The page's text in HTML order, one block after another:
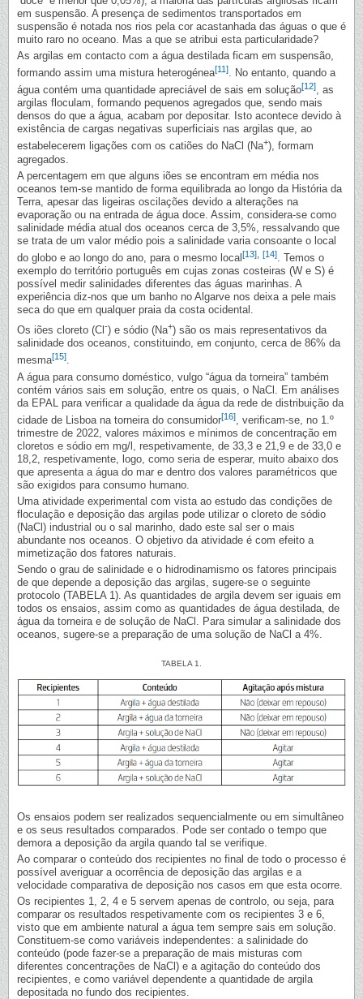
em suspensão. A presença de sedimentos transportados em
suspensão é notada nos rios pela cor acastanhada das águas o que é
muito raro no oceano. Mas a que se atribui esta particularidade?
As argilas em contacto com a água destilada ficam em suspensão,
formando assim uma mistura heterogénea[11]
. No entanto, quando a
água contém uma quantidade apreciável de sais em solução[12], as
argilas floculam, formando pequenos agregados que, sendo mais
densos do que a água, acabam por depositar. Isto acontece devido à
existência de cargas negativas superficiais nas argilas que, ao
estabelecerem ligações com os catiões do NaCl (Na+), formam
agregados.
A percentagem em que alguns iões se encontram em média nos
oceanos tem-se mantido de forma equilibrada ao longo da História da
Terra, apesar das ligeiras oscilações devido a alterações na
evaporação ou na entrada de água doce. Assim, considera-se como
salinidade média atual dos oceanos cerca de 3,5%, ressalvando que
se trata de um valor médio pois a salinidade varia consoante o local
do globo e ao longo do ano, para o mesmo local[13] [14]. Temos o
exemplo do território português em cujas zonas costeiras (W e S) é
possível medir salinidades diferentes das águas marinhas. A
experiência diz-nos que um banho no Algarve nos deixa a pele mais
seca do que em qualquer praia da costa ocidental.
Os iões cloreto (Cl -) e sódio (Na+) são os mais representativos da
salinidade dos oceanos, constituindo, em conjunto, cerca de 86% da
mesma[15].
A água para consumo doméstico, vulgo “água da torneira” também
contém vários sais em solução, entre os quais, o NaCl. Em análises
da EPAL para verificar a qualidade da água da rede de distribuição da
cidade de Lisboa na torneira do consumidor[16], verificam-se, no 1.º
trimestre de 2022, valores máximos e mínimos de concentração em
cloretos e sódio em mg/l, respetivamente, de 33,3 e 21,9 e de 33,0 e
18,2, respetivamente, logo, como seria de esperar, muito abaixo dos
que apresenta a água do mar e dentro dos valores paramétricos que
são exigidos para consumo humano.
Uma atividade experimental com vista ao estudo das condições de
floculação e deposição das argilas pode utilizar o cloreto de sódio
(NaCl) industrial ou o sal marinho, dado este sal ser o mais
abundante nos oceanos. O objetivo da atividade é com efeito a
mimetização dos fatores naturais.
Sendo o grau de salinidade e o hidrodinamismo os fatores principais
de que depende a deposição das argilas, sugere-se o seguinte
protocolo (TABELA 1). As quantidades de argila devem ser iguais em
todos os ensaios, assim como as quantidades de água destilada, de
água da torneira e de solução de NaCl. Para simular a salinidade dos
oceanos, sugere-se a preparação de uma solução de NaCl a 4%.
TABELA 1.
Os ensaios podem ser realizados sequencialmente ou em simultâneo
e os seus resultados comparados. Pode ser contado o tempo que
demora a deposição da argila quando tal se verifique.
Ao comparar o conteúdo dos recipientes no final de todo o processo é
possível averiguar a ocorrência de deposição das argilas e a
velocidade comparativa de deposição nos casos em que esta ocorre.
Os recipientes 1, 2, 4 e 5 servem apenas de controlo, ou seja, para
comparar os resultados respetivamente com os recipientes 3 e 6,
visto que em ambiente natural a água tem sempre sais em solução.
Constituem-se como variáveis independentes: a salinidade do
conteúdo (pode fazer-se a preparação de mais misturas com
diferentes concentrações de NaCl) e a agitação do conteúdo dos
recipientes, e como variável dependente a quantidade de argila
depositada no fundo dos recipientes.